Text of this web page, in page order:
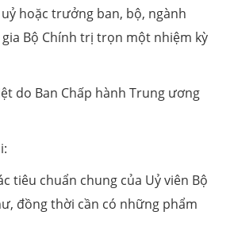
hoặc trưởng ban, bộ, ngành
Bộ Chính trị trọn một nhiệm kỳ
do Ban Chấp hành Trung ương
tiêu chuẩn chung của Uỷ viên Bộ
đồng thời cần có những phẩm